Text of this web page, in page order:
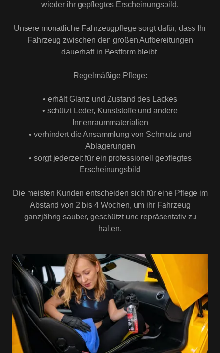
wieder ihr gepflegtes Erscheinungsbild.
Unsere monatliche Fahrzeugpflege sorgt dafür, dass Ihr
Fahrzeug zwischen den großen Aufbereitungen
dauerhaft in Bestform bleibt.
Regelmäßige Pflege:
• erhält Glanz und Zustand des Lackes
• schützt Leder, Kunststoffe und andere
Innenraummaterialien
• verhindert die Ansammlung von Schmutz und
Ablagerungen
• sorgt jederzeit für ein professionell gepflegtes
Erscheinungsbild
Die meisten Kunden entscheiden sich für eine Pflege im
Abstand von 2 bis 4 Wochen, um ihr Fahrzeug
ganzjährig sauber, geschützt und repräsentativ zu
halten.